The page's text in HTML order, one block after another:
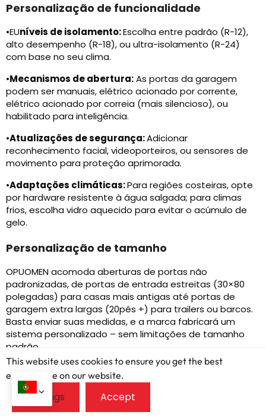
Personalização de funcionalidade
•EUníveis de isolamento:Escolha entre padrão (R-12),
alto desempenho (R-18), ou ultra-isolamento (R-24)
com base no seu clima.
•Mecanismos de abertura:As portas da garagem
podem ser manuais, elétrico acionado por corrente,
elétrico acionado por correia (mais silencioso), ou
habilitado para inteligência.
•Atualizações de segurança:Adicionar
reconhecimento facial, videoporteiros, ou sensores de
movimento para proteção aprimorada.
•Adaptações climáticas:Para regiões costeiras, opte
por hardware resistente à água salgada; para climas
frios, escolha vidro aquecido para evitar o acúmulo de
gelo.
Personalização de tamanho
OPUOMEN acomoda aberturas de portas não
padronizadas, de portas de entrada estreitas (30×80
polegadas) para casas mais antigas até portas de
garagem extra largas (20pés +) para trailers ou barcos.
Basta enviar suas medidas, e a marca fabricará um
sistema personalizado – sem limitações de tamanho
padrão.
Análise de custo-
This website uses cookies to ensure you get the best
exprerience on our website.